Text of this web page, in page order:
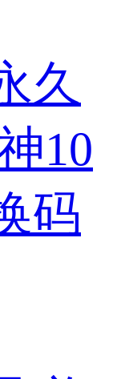
久
10
码